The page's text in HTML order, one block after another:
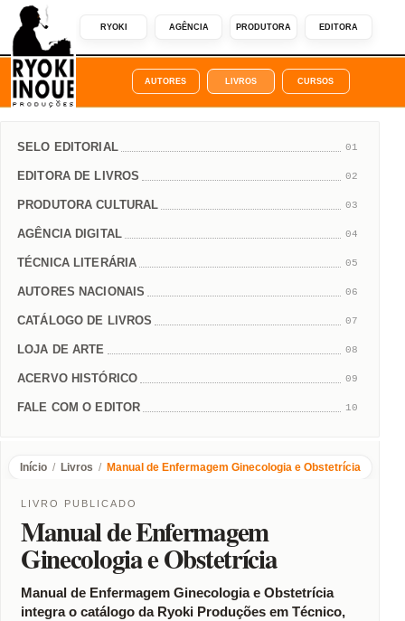
RYOKI AGÊNCIA PRODUTORA EDITORA
AUTORES LIVROS CURSOS
SELO EDITORIAL 01
EDITORA DE LIVROS 02
PRODUTORA CULTURAL 03
AGÊNCIA DIGITAL 04
TÉCNICA LITERÁRIA 05
AUTORES NACIONAIS 06
CATÁLOGO DE LIVROS 07
LOJA DE ARTE 08
ACERVO HISTÓRICO 09
FALE COM O EDITOR 10
Início / Livros / Manual de Enfermagem Ginecologia e Obstetrícia
LIVRO PUBLICADO
Manual de Enfermagem
Ginecologia e Obstetrícia
Manual de Enfermagem Ginecologia e Obstetrícia
integra o catálogo da Ryoki Produções em Técnico,